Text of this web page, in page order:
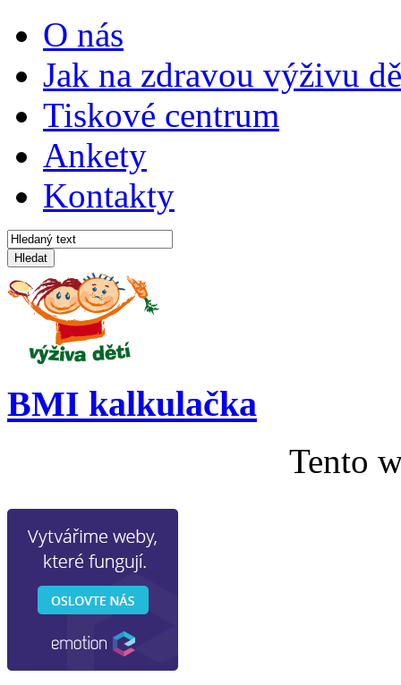
O nás
Jak na zdravou výživu
Tiskové centrum
Ankety
Kontakty
Hledat
BMI kalkulačka
Tento